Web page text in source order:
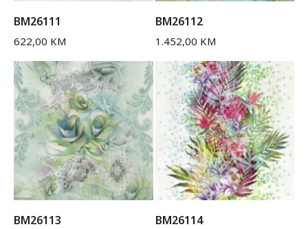
BM26111
622,00 KM
BM26112
1.452,00 KM
BM26113 BM26114